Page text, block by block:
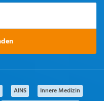
AINS
Innere Medizin